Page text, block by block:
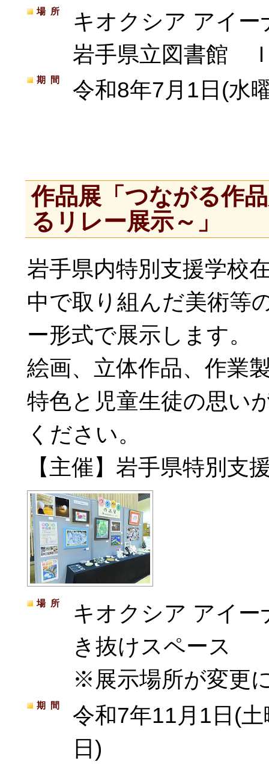
場所
キオクシア アイー
岩手県立図書館
期間 令和8年7月1日(水
作品展「つながる作
るリレー展示～」
岩手県内特別支援学校
中で取り組んだ美術等
ー形式で展示します。
絵画、立体作品、作業
特色と児童生徒の思い
ください。
【主催】岩手県特別支
場所
キオクシア アイ
き抜けスペース
※展示場所が変更
期間
令和7年11月1日(
日)